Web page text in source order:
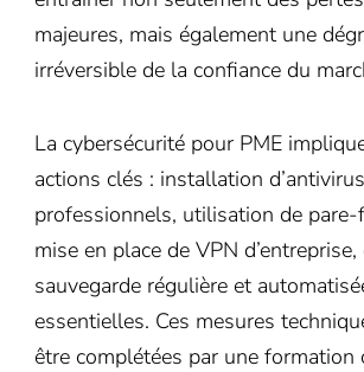
majeures, mais également une
irréversible de la confiance du
La cybersécurité pour PME
actions clés : installation d’antivirus
professionnels, utilisation de
mise en place de VPN
sauvegarde régulière et
essentielles. Ces mesures
être complétées par une formation